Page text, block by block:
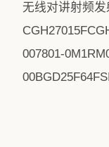
无线对讲射频
007801-